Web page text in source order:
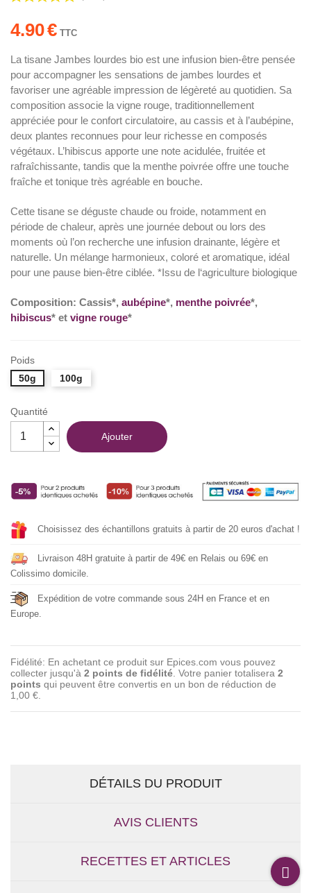
(1 avis)
4.90€ TTC
La tisane Jambes lourdes bio est une infusion bien-être pensée
pour accompagner les sensations de jambes lourdes et
favoriser une agréable impression de légèreté au quotidien. Sa
composition associe la vigne rouge, traditionnellement
appréciée pour le confort circulatoire, au cassis et à l’aubépine,
deux plantes reconnues pour leur richesse en composés
végétaux. L’hibiscus apporte une note acidulée, fruitée et
rafraîchissante, tandis que la menthe poivrée offre une touche
fraîche et tonique très agréable en bouche.
Cette tisane se déguste chaude ou froide, notamment en
période de chaleur, après une journée debout ou lors des
moments où l’on recherche une infusion drainante, légère et
naturelle. Un mélange harmonieux, coloré et aromatique, idéal
pour une pause bien-être ciblée. *Issu de l‘agriculture biologique
Composition: Cassis*, aubépine*, menthe poivrée*,
hibiscus* et vigne rouge*
Poids
50g
100g
Quantité
Ajouter
Choisissez des échantillons gratuits à partir de 20 euros d'achat !
Livraison 48H gratuite à partir de 49€ en Relais ou 69€ en
Colissimo domicile.
Expédition de votre commande sous 24H en France et en
Europe.
Fidélité: En achetant ce produit sur Epices.com vous pouvez
collecter jusqu'à 2 points de fidélité . Votre panier totalisera 2
points qui peuvent être convertis en un bon de réduction de
1,00 €
DÉTAILS DU PRODUIT
AVIS CLIENTS
RECETTES ET ARTICLES